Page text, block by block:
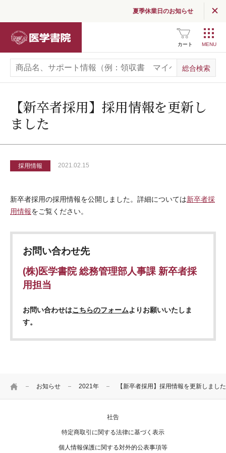
夏季休業日のお知らせ
カート
お知らせ
企業情報
関連サイト一覧
広告掲載について
お問い合わせ
HOME お知らせ 2021年 【新卒者採用】採用情報を更新しました
【新卒者採用】採用情報を更新し
ました
採用情報 2021.02.15
新卒者採用の採用情報を公開しました。詳細については新卒者採
用情報をご覧ください。
お問い合わせ先
(株)医学書院 総務管理部人事課 新卒者採
用担当
お問い合わせはこちらのフォームよりお願いいたしま
す。
社告
特定商取引に関する法律に基づく表示
個人情報保護に関する対外的公表事項等